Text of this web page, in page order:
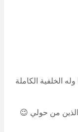
الخلفية الكاملة
الذين من حولي 😉